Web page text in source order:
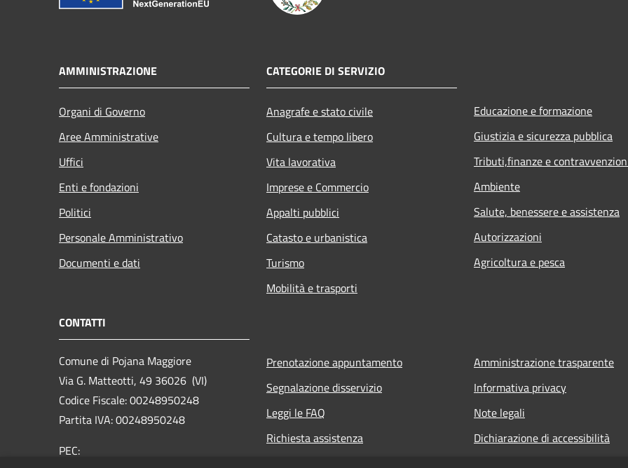
AMMINISTRAZIONE
Organi di Governo
Aree Amministrative
Uffici
Enti e fondazioni
Politici
Personale Amministrativo
Documenti e dati
CATEGORIE DI SERVIZIO
Anagrafe e stato civile
Cultura e tempo libero
Vita lavorativa
Imprese e Commercio
Appalti pubblici
Catasto e urbanistica
Turismo
Mobilità e trasporti
Educazione e formazione
Giustizia e sicurezza pubblica
Tributi,finanze e
Ambiente
Salute, benessere e assistenza
Autorizzazioni
Agricoltura e pesca
CONTATTI
Comune di Pojana Maggiore
Via G. Matteotti, 49 36026 (VI)
Codice Fiscale: 00248950248
Partita IVA: 00248950248
PEC:
Prenotazione appuntamento
Segnalazione disservizio
Leggi le FAQ
Richiesta assistenza
Amministrazione trasparente
Informativa privacy
Note legali
Dichiarazione di accessibilità